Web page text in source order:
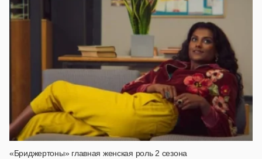
«Бриджертоны» главная женская роль 2 сезона